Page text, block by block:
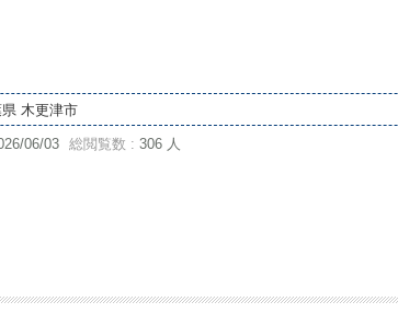
木更津市
06/03 総閲覧数 : 306 人